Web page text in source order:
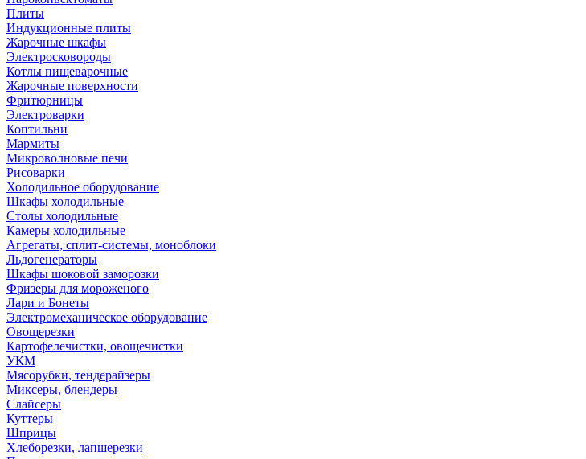
Плиты
Индукционные плиты
Жарочные шкафы
Электросковороды
Котлы пищеварочные
Жарочные поверхности
Фритюрницы
Электроварки
Коптильни
Мармиты
Микроволновые печи
Рисоварки
Холодильное оборудование
Шкафы холодильные
Столы холодильные
Камеры холодильные
Агрегаты, сплит-системы, моноблоки
Льдогенераторы
Шкафы шоковой заморозки
Фризеры для мороженого
Лари и Бонеты
Электромеханическое оборудование
Овощерезки
Картофелечистки, овощечистки
УКМ
Мясорубки, тендерайзеры
Миксеры, блендеры
Слайсеры
Куттеры
Шприцы
Хлеборезки, лапшерезки